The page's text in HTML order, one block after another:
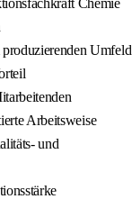
Chemie
Umfeld
Arbeitsweise
und